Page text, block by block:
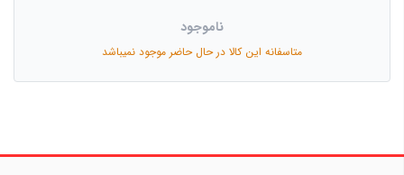
ناموجود
متاسفانه این کالا در حال حاضر موجود نمیباشد